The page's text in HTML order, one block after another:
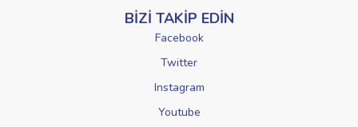
BİZİ TAKİP EDİN
Facebook
Twitter
Instagram
Youtube